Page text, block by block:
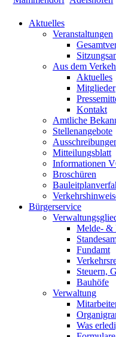
Aktuelles
Veranstaltungen
Aus dem
Aktuelles
Mitglieder
Kontakt
Amtliche
Stellenangebote
Mitteilungsblatt
Informationen
Broschüren
Bürgerservice
Melde- &
Fundamt
Steuern,
Bauhöfe
Verwaltung
Was